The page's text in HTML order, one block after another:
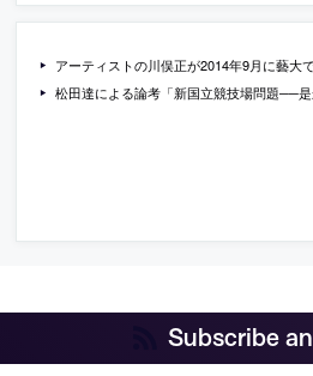
アーティストの川俣正が2014年9月に藝大で行った
松田達による論考「新国立競技場問題──是か否だけでは捉えら
Subscribe